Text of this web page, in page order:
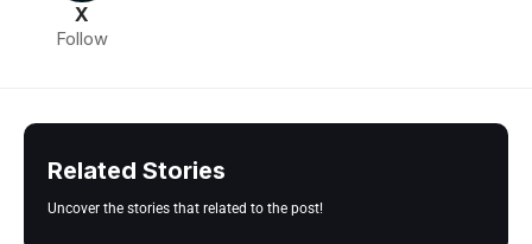
X
Follow
Related Stories
Uncover the stories that related to the post!